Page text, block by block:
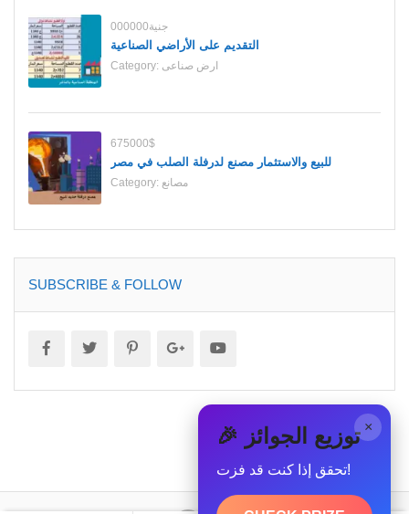
000000جنية
التقديم على الأراضي الصناعية
Category: ارض صناعى
675000$
للبيع والاستثمار مصنع لدرفلة الصلب في مصر
Category: مصانع
SUBSCRIBE & FOLLOW
× 🎉 توزيع الجوائز
تحقق إذا كنت قد فزت!